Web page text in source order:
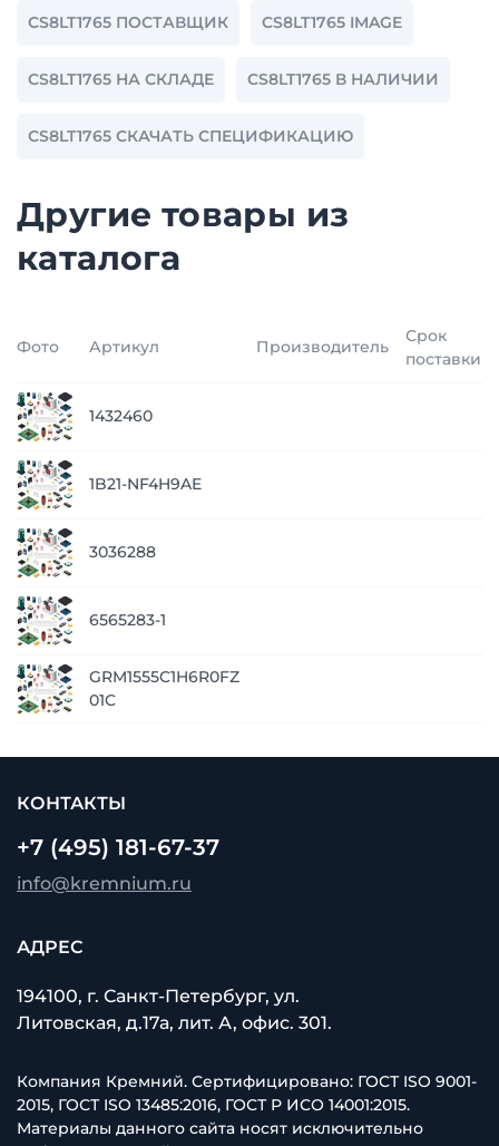
CS8LT1765 ПОСТАВЩИК CS8LT1765 IMAGE
CS8LT1765 НА СКЛАДЕ CS8LT1765 В НАЛИЧИИ
CS8LT1765 СКАЧАТЬ СПЕЦИФИКАЦИЮ
Другие товары из
каталога
Фото Артикул Производитель
Срок
поставки
1432460
1B21-NF4H9AE
3036288
6565283-1
GRM1555C1H6R0FZ
01C
КОНТАКТЫ
+7 (495) 181-67-37
info@kremnium.ru
АДРЕС
194100, г. Санкт-Петербург, ул.
Литовская, д.17а, лит. А, офис. 301.
Компания Кремний. Сертифицировано: ГОСТ ISO 9001-
2015, ГОСТ ISO 13485:2016, ГОСТ Р ИСО 14001:2015.
Материалы данного сайта носят исключительно